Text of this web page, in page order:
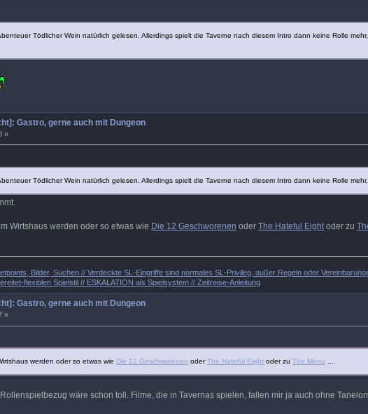
Tödlicher Wein natürlich gelesen. Allerdings spielt die Taverne nach diesem Intro dann keine Rolle
Gastro, gerne auch mit Dungeon
»
Tödlicher Wein natürlich gelesen. Allerdings spielt die Taverne nach diesem Intro dann keine Rolle
Wirtshaus werden oder so etwas wie Die 12 Geschworenen oder The Hateful Eightoder zu
Bilder, Suchen // Verdeckte SL-Eingriffe sind normales SL-Privileg, außer Regeln oder
flexiblen Spielstil // ESKALATION als Spielsystem // Zeitreise-Anleitung
Gastro, gerne auch mit Dungeon
»
werden oder so etwas wie Die 12 Geschworenen oderThe Hateful Eightoder zu The Menu
wäre schon toll. Filme, die in Tavernas spielen, fallen mir ja auch ohne